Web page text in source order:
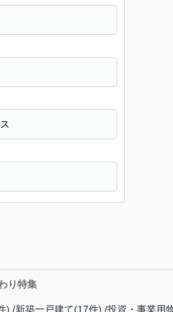
り特集
) 新築一戸建て(17件) 投資・事業用